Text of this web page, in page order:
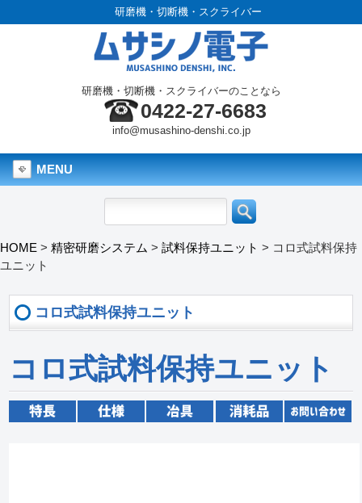
研磨機・切断機・スクライバー
研磨機・切断機・スクライバーのことなら
0422-27-6683
info@musashino-denshi.co.jp
MENU
HOME > 精密研磨システム > 試料保持ユニット > コロ式試料保持
ユニット
コロ式試料保持ユニット
コロ式試料保持ユニット